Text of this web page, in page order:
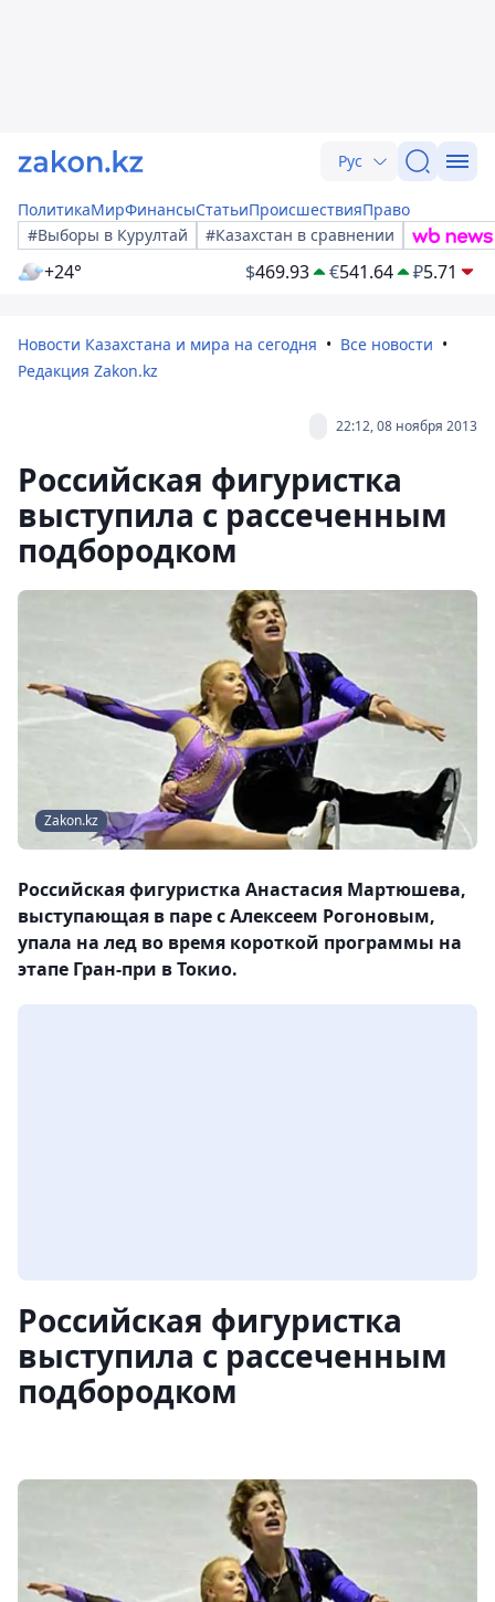
Рус
ПолитикаМирФинансыСтатьиПроисшествияПраво
#Выборы в Курултай
#Казахстан в сравнении
+24° $469.93 €541.64 ₽5.71
Новости Казахстана и мира на сегодня
Все новости
Редакция Zakon.kz
22:12, 08 ноября 2013
Российская фигуристка
выступила с рассеченным
подбородком
Zakon.kz
Российская фигуристка Анастасия Мартюшева,
выступающая в паре с Алексеем Рогоновым,
упала на лед во время короткой программы на
этапе Гран-при в Токио.
Российская фигуристка
выступила с рассеченным
подбородком